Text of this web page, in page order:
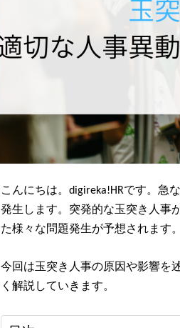
こんにちは。digireka!HRです。急
発生します。突発的な玉突き人事
た様々な問題発生が予想されます。
今回は玉突き人事の原因や影響を
く解説していきます。